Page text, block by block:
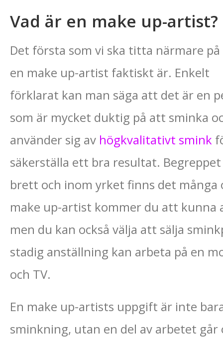
Vad är en make up-artist?
Det första som vi ska titta närmare på
en make up-artist faktiskt är. Enkelt
förklarat kan man säga att det är en
som är mycket duktig på att sminka
använder sig av högkvalitativt smink
säkerställa ett bra resultat.
brett och inom yrket finns det
make up-artist kommer du att kunna
men du kan också välja att sälja
stadig anställning kan arbeta på en
och TV.
En make up-artists uppgift är inte
sminkning, utan en del av arbetet